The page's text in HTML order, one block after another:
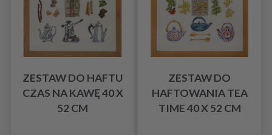
ZESTAW DO HAFTU
CZAS NA KAWĘ 40 X
52 CM
ZESTAW DO
HAFTOWANIA TEA
TIME 40 X 52 CM